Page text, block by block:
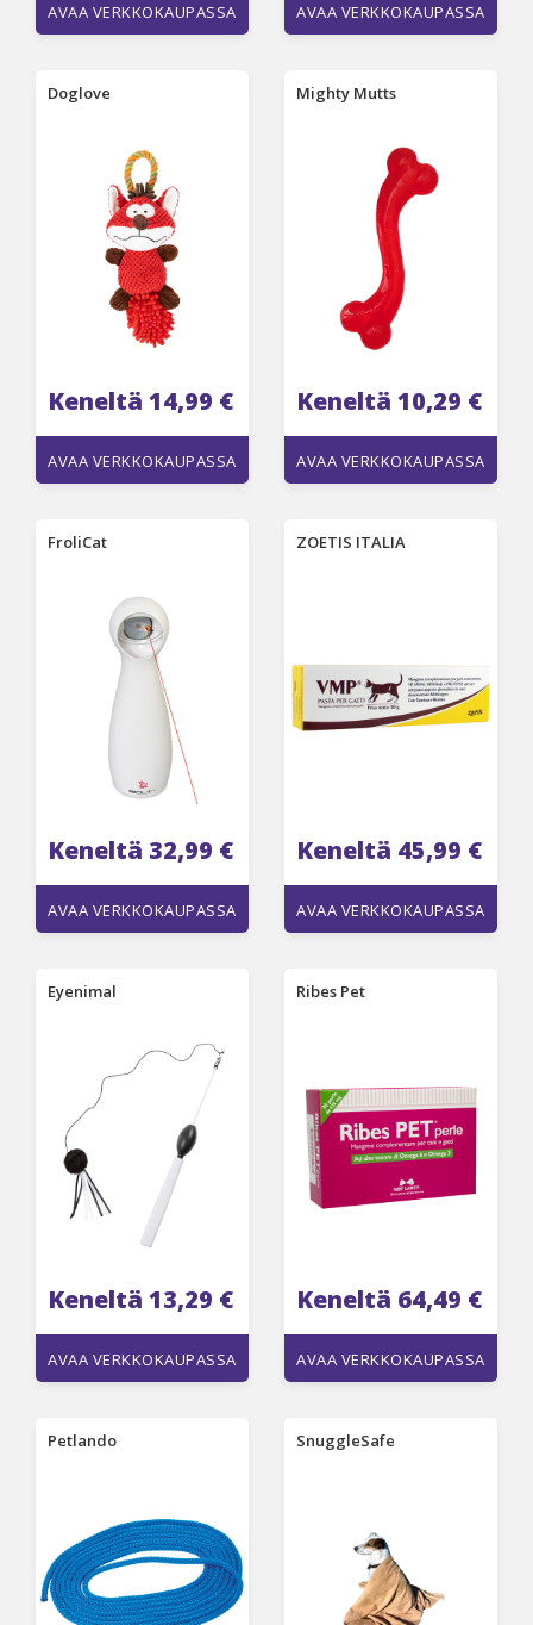
AVAA VERKKOKAUPASSA AVAA VERKKOKAUPASSA
Doglove
Keneltä 14,99 €
AVAA VERKKOKAUPASSA
Mighty Mutts
Keneltä 10,29 €
AVAA VERKKOKAUPASSA
FroliCat
Keneltä 32,99 €
AVAA VERKKOKAUPASSA
ZOETIS ITALIA
Keneltä 45,99 €
AVAA VERKKOKAUPASSA
Eyenimal
Keneltä 13,29 €
AVAA VERKKOKAUPASSA
Ribes Pet
Keneltä 64,49 €
AVAA VERKKOKAUPASSA
Petlando SnuggleSafe